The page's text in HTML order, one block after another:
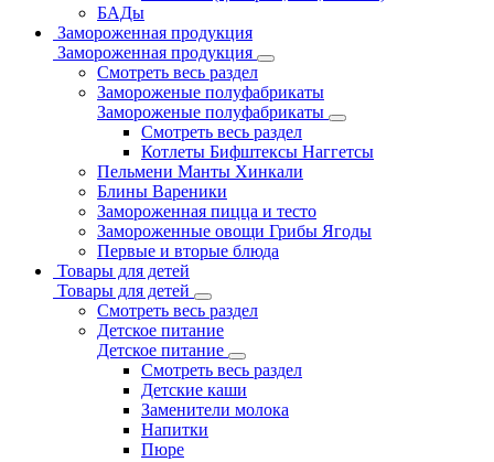
БАДы
Замороженная продукция
Замороженная продукция
Смотреть весь раздел
Замороженые полуфабрикаты
Замороженые полуфабрикаты
Смотреть весь раздел
Котлеты Бифштексы Наггетсы
Пельмени Манты Хинкали
Блины Вареники
Замороженная пицца и тесто
Замороженные овощи Грибы Ягоды
Первые и вторые блюда
Товары для детей
Товары для детей
Смотреть весь раздел
Детское питание
Детское питание
Смотреть весь раздел
Детские каши
Заменители молока
Напитки
Пюре